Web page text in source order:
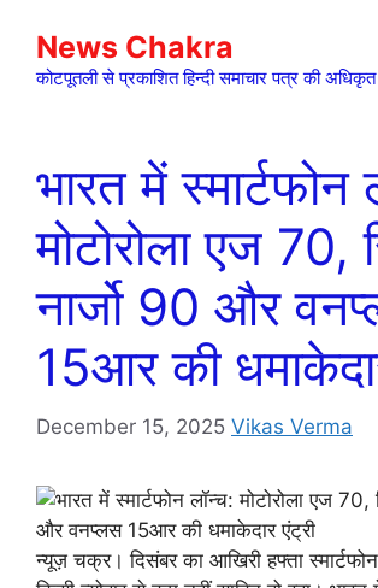
content
News Chakra
कोटपूतली से प्रकाशित हिन्दी समाचार पत्र की
भारत में स्मार्टफोन
मोटोरोला एज 70,
नार्जो 90 और
15आर की
December 15, 2025 Vikas Verma
न्यूज़ चक्र। दिसंबर का आखिरी हफ्ता